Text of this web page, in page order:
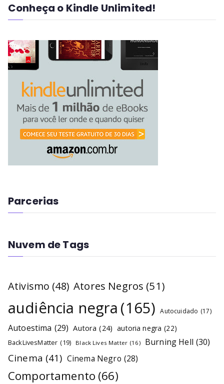
Conheça o Kindle Unlimited!
Parcerias
Nuvem de Tags
Ativismo (48) Atores Negros (51)
audiência negra (165) Autocuidado (17)
Autoestima (29) Autora (24) autoria negra (22)
BackLivesMatter (19) Black Lives Matter (16) Burning Hell (30)
Cinema (41) Cinema Negro (28)
Comportamento (66)